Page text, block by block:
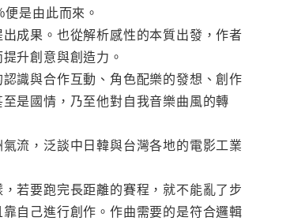
是由此而來。
成果。也從解析感性的本質出發，作者
升創意與創造力。
識與合作互動、角色配樂的發想、創作
是國情，乃至他對自我音樂曲風的轉
流，泛談中日韓與台灣各地的電影工業
若要跑完長距離的賽程，就不能亂了步
自己進行創作。作曲需要的是符合邏輯